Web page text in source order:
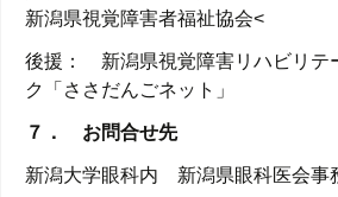
新潟県視覚障害者福祉協会<
後援： 新潟県視覚障害リハビリテ
ク「ささだんごネット」
７． お問合せ先
新潟大学眼科内 新潟県眼科医会事